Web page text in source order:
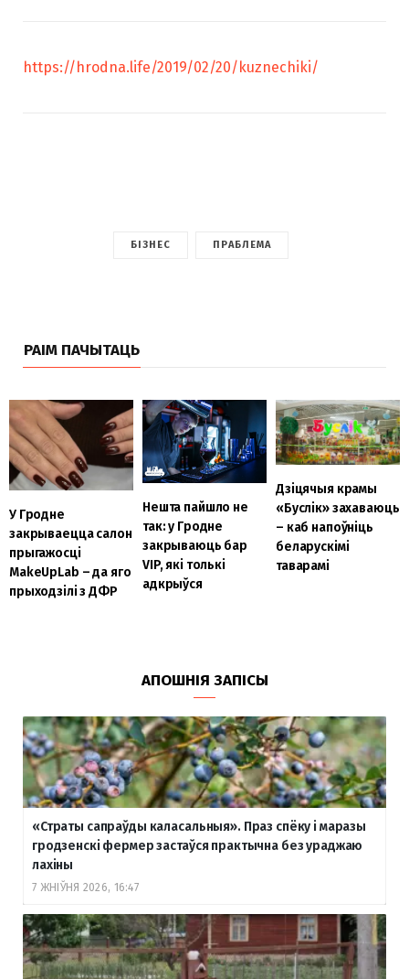
https://hrodna.life/2019/02/20/kuznechiki/
БІЗНЕС ПРАБЛЕМА
РАІМ ПАЧЫТАЦЬ
У Гродне
закрываецца салон
прыгажосці
MakeUpLab – да яго
прыходзілі з ДФР
Нешта пайшло не
так: у Гродне
закрываюць бар
VIP, які толькі
адкрыўся
Дзіцячыя крамы
«Буслік» захаваюць
– каб напоўніць
беларускімі
таварамі
АПОШНІЯ ЗАПІСЫ
«Страты сапраўды каласальныя». Праз спёку і маразы
гродзенскі фермер застаўся практычна без ураджаю
лахіны
7 ЖНІЎНЯ 2026, 16:47